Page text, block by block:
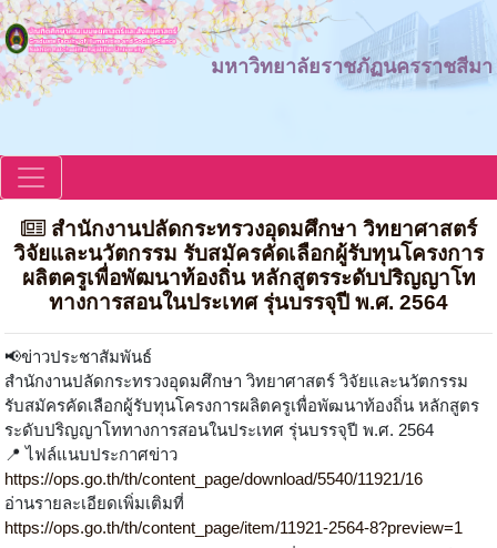
มหาวิทยาลัยราชภัฏนครราชสีมา
สํานักงานปลัดกระทรวงอุดมศึกษา วิทยาศาสตร์
วิจัยและนวัตกรรม รับสมัครคัดเลือกผู้รับทุนโครงการ
ผลิตครูเพื่อพัฒนาท้องถิ่น หลักสูตรระดับปริญญาโท
ทางการสอนในประเทศ รุ่นบรรจุปี พ.ศ. 2564
📢ข่าวประชาสัมพันธ์
สํานักงานปลัดกระทรวงอุดมศึกษา วิทยาศาสตร์ วิจัยและนวัตกรรม
รับสมัครคัดเลือกผู้รับทุนโครงการผลิตครูเพื่อพัฒนาท้องถิ่น หลักสูตร
ระดับปริญญาโททางการสอนในประเทศ รุ่นบรรจุปี พ.ศ. 2564
📍 ไฟล์แนบประกาศข่าว
https://ops.go.th/th/content_page/download/5540/11921/16
อ่านรายละเอียดเพิ่มเติมที่
https://ops.go.th/th/content_page/item/11921-2564-8?preview=1